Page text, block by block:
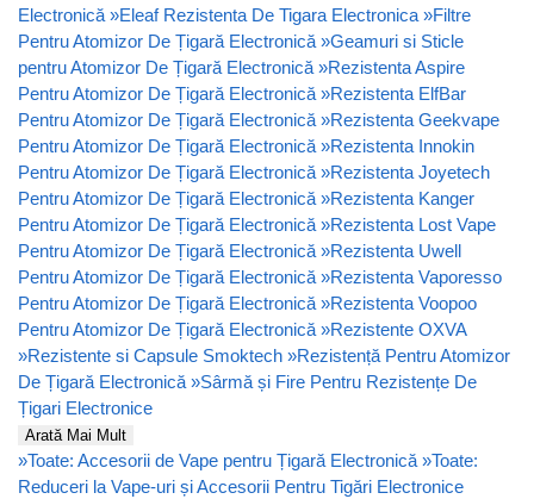
Electronică »Eleaf Rezistenta De Tigara Electronica »Filtre
Pentru Atomizor De Țigară Electronică »Geamuri si Sticle
pentru Atomizor De Țigară Electronică »Rezistenta Aspire
Pentru Atomizor De Țigară Electronică »Rezistenta ElfBar
Pentru Atomizor De Țigară Electronică »Rezistenta Geekvape
Pentru Atomizor De Țigară Electronică »Rezistenta Innokin
Pentru Atomizor De Țigară Electronică »Rezistenta Joyetech
Pentru Atomizor De Țigară Electronică »Rezistenta Kanger
Pentru Atomizor De Țigară Electronică »Rezistenta Lost Vape
Pentru Atomizor De Țigară Electronică »Rezistenta Uwell
Pentru Atomizor De Țigară Electronică »Rezistenta Vaporesso
Pentru Atomizor De Țigară Electronică »Rezistenta Voopoo
Pentru Atomizor De Țigară Electronică »Rezistente OXVA
»Rezistente si Capsule Smoktech »Rezistență Pentru Atomizor
De Țigară Electronică »Sârmă și Fire Pentru Rezistențe De
Țigari Electronice
Arată Mai Mult
»Toate: Accesorii de Vape pentru Țigară Electronică »Toate:
Reduceri la Vape-uri și Accesorii Pentru Tigări Electronice